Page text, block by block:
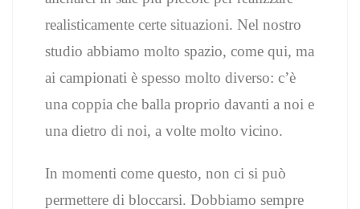
realisticamente certe situazioni. Nel nostro
studio abbiamo molto spazio, come qui, ma
ai campionati è spesso molto diverso: c’è
una coppia che balla proprio davanti a noi e
una dietro di noi, a volte molto vicino.
In momenti come questo, non ci si può
permettere di bloccarsi. Dobbiamo sempre